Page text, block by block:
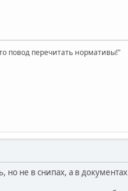
повод перечитать нормативы!"
но не в снипах, а в